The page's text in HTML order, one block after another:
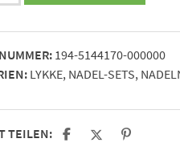
194-5144170-000000
LYKKE, NADEL-SETS,
TEILEN: